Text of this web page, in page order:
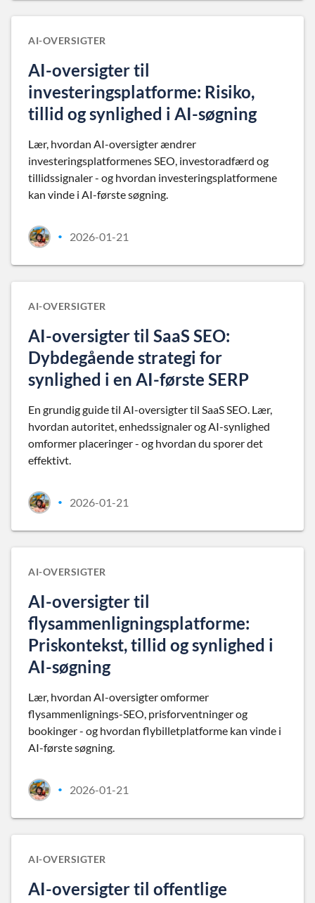
AI-OVERSIGTER
AI-oversigter til
investeringsplatforme: Risiko,
tillid og synlighed i AI-søgning
Lær, hvordan AI-oversigter ændrer
investeringsplatformenes SEO, investoradfærd og
tillidssignaler - og hvordan investeringsplatformene
kan vinde i AI-første søgning.
• 2026-01-21
AI-OVERSIGTER
AI-oversigter til SaaS SEO:
Dybdegående strategi for
synlighed i en AI-første SERP
En grundig guide til AI-oversigter til SaaS SEO. Lær,
hvordan autoritet, enhedssignaler og AI-synlighed
omformer placeringer - og hvordan du sporer det
effektivt.
• 2026-01-21
AI-OVERSIGTER
AI-oversigter til
flysammenligningsplatforme:
Priskontekst, tillid og synlighed i
AI-søgning
Lær, hvordan AI-oversigter omformer
flysammenlignings-SEO, prisforventninger og
bookinger - og hvordan flybilletplatforme kan vinde i
AI-første søgning.
• 2026-01-21
AI-OVERSIGTER
AI-oversigter til offentlige